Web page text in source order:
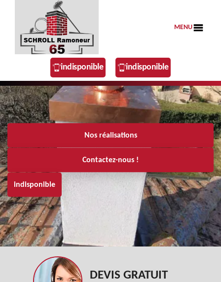
MENU
indisponible indisponible
Nos réalisations
Contactez-nous !
indisponible
DEVIS GRATUIT